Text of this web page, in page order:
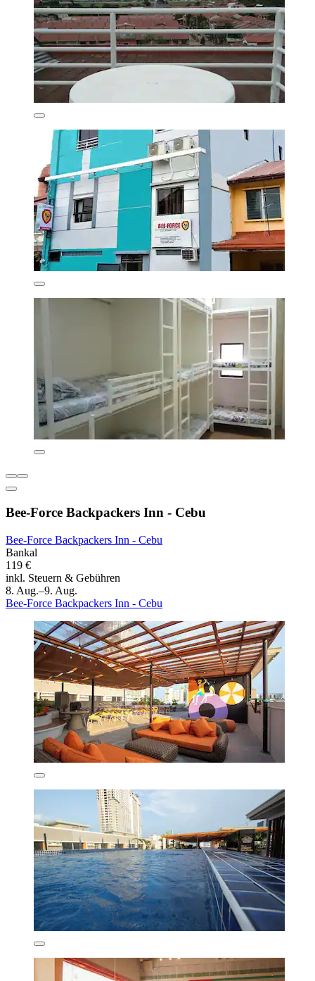
Bee-Force Backpackers Inn - Cebu
Bee-Force Backpackers Inn - Cebu
Bankal
119 €
inkl. Steuern & Gebühren
8. Aug.–9. Aug.
Bee-Force Backpackers Inn - Cebu